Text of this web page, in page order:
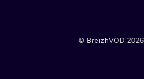
© BreizhVOD 2026